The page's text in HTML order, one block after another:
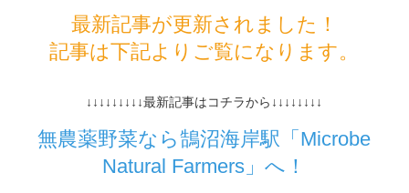
最新記事が更新されました！
記事は下記よりご覧になります。
↓↓↓↓↓↓↓↓↓最新記事はコチラから↓↓↓↓↓↓↓↓
無農薬野菜なら鵠沼海岸駅「Microbe
Natural Farmers」へ！